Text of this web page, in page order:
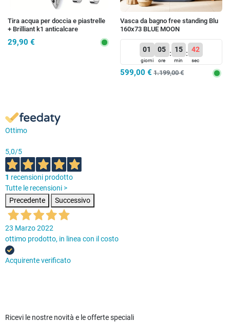
Tira acqua per doccia e piastrelle
+ Brilliant k1 anticalcare
29,90 €
Vasca da bagno free standing Blu
160x73 BLUE MOON
01
giorni
05
ore
: 15
min
: 41
sec
599,00 € 1.199,00 €
Ottimo
5,0/5
1 recensioni prodotto
Tutte le recensioni >
Precedente
Successivo
23 Marzo 2022
ottimo prodotto, in linea con il costo
Acquirente verificato
Ricevi le nostre novità e le offerte speciali